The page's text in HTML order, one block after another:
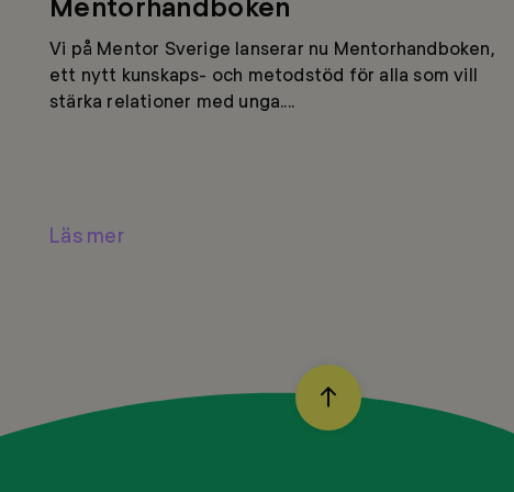
Mentorhandboken
Vi på Mentor Sverige lanserar nu Mentorhandboken,
ett nytt kunskaps- och metodstöd för alla som vill
stärka relationer med unga....
Läs mer
BACK
TOP